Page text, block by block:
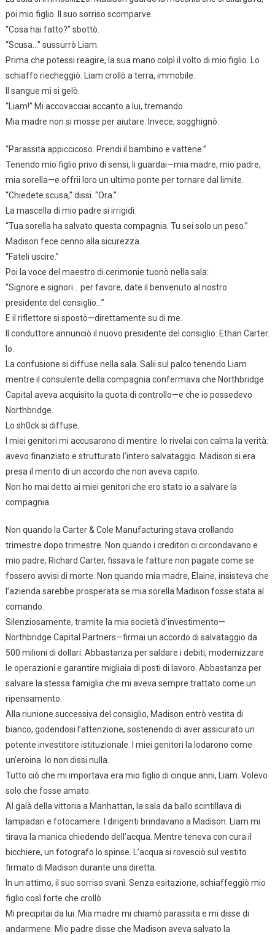
poi mio figlio. Il suo sorriso scomparve.
“Cosa hai fatto?” sbottò.
“Scusa…” sussurrò Liam.
Prima che potessi reagire, la sua mano colpì il volto di mio figlio. Lo
schiaffo riecheggiò. Liam crollò a terra, immobile.
Il sangue mi si gelò.
“Liam!” Mi accovacciai accanto a lui, tremando.
Mia madre non si mosse per aiutare. Invece, sogghignò.
“Parassita appiccicoso. Prendi il bambino e vattene.”
Tenendo mio figlio privo di sensi, li guardai—mia madre, mio padre,
mia sorella—e offrii loro un ultimo ponte per tornare dal limite.
“Chiedete scusa,” dissi. “Ora.”
La mascella di mio padre si irrigidì.
“Tua sorella ha salvato questa compagnia. Tu sei solo un peso.”
Madison fece cenno alla sicurezza.
“Fateli uscire.”
Poi la voce del maestro di cerimonie tuonò nella sala:
“Signore e signori… per favore, date il benvenuto al nostro
presidente del consiglio…”
E il riflettore si spostò—direttamente su di me.
Il conduttore annunciò il nuovo presidente del consiglio: Ethan Carter.
Io.
La confusione si diffuse nella sala. Salii sul palco tenendo Liam
mentre il consulente della compagnia confermava che Northbridge
Capital aveva acquisito la quota di controllo—e che io possedevo
Northbridge.
Lo sh0ck si diffuse.
I miei genitori mi accusarono di mentire. Io rivelai con calma la verità:
avevo finanziato e strutturato l’intero salvataggio. Madison si era
presa il merito di un accordo che non aveva capito.
Non ho mai detto ai miei genitori che ero stato io a salvare la
compagnia.
Non quando la Carter & Cole Manufacturing stava crollando
trimestre dopo trimestre. Non quando i creditori ci circondavano e
mio padre, Richard Carter, fissava le fatture non pagate come se
fossero avvisi di morte. Non quando mia madre, Elaine, insisteva che
l’azienda sarebbe prosperata se mia sorella Madison fosse stata al
comando.
Silenziosamente, tramite la mia società d’investimento—
Northbridge Capital Partners—firmai un accordo di salvataggio da
500 milioni di dollari. Abbastanza per saldare i debiti, modernizzare
le operazioni e garantire migliaia di posti di lavoro. Abbastanza per
salvare la stessa famiglia che mi aveva sempre trattato come un
ripensamento.
Alla riunione successiva del consiglio, Madison entrò vestita di
bianco, godendosi l’attenzione, sostenendo di aver assicurato un
potente investitore istituzionale. I miei genitori la lodarono come
un’eroina. Io non dissi nulla.
Tutto ciò che mi importava era mio figlio di cinque anni, Liam. Volevo
solo che fosse amato.
Al galà della vittoria a Manhattan, la sala da ballo scintillava di
lampadari e fotocamere. I dirigenti brindavano a Madison. Liam mi
tirava la manica chiedendo dell’acqua. Mentre teneva con cura il
bicchiere, un fotografo lo spinse. L’acqua si rovesciò sul vestito
firmato di Madison durante una diretta.
In un attimo, il suo sorriso svanì. Senza esitazione, schiaffeggiò mio
figlio così forte che crollò.
Mi precipitai da lui. Mia madre mi chiamò parassita e mi disse di
andarmene. Mio padre disse che Madison aveva salvato la